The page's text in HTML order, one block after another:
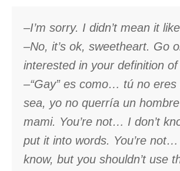
–I’m sorry. I didn’t mean it
–No, it’s ok, sweetheart. Go
interested in your definition of
–“Gay” es como… tú no
sea, yo no querría un
mami. You’re not… I don’t
put it into words. You’re not…
know, but you shouldn’t use